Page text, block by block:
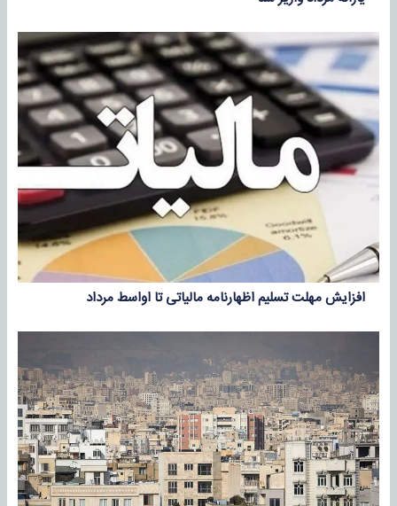
افزایش مهلت تسلیم اظهارنامه مالیاتی تا اواسط مرداد